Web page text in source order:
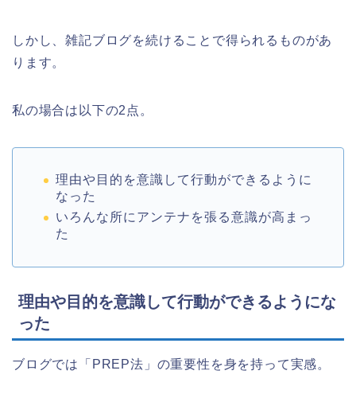
しかし、雑記ブログを続けることで得られるものがあ
ります。
私の場合は以下の2点。
理由や目的を意識して行動ができるように
なった
いろんな所にアンテナを張る意識が高まっ
た
理由や目的を意識して行動ができるようにな
った
ブログでは「PREP法」の重要性を身を持って実感。